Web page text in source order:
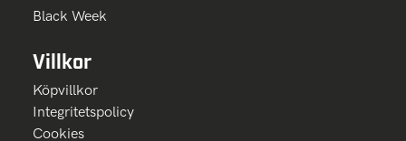
Black Week
Villkor
Köpvillkor
Integritetspolicy
Cookies